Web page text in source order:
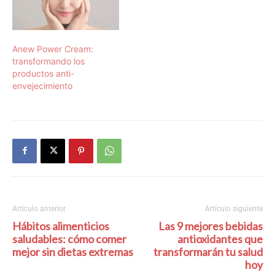
Anew Power Cream:
transformando los
productos anti-
envejecimiento
Artículo anterior
Hábitos alimenticios
saludables: cómo comer
mejor sin dietas extremas
Artículo siguiente
Las 9 mejores bebidas
antioxidantes que
transformarán tu salud
hoy